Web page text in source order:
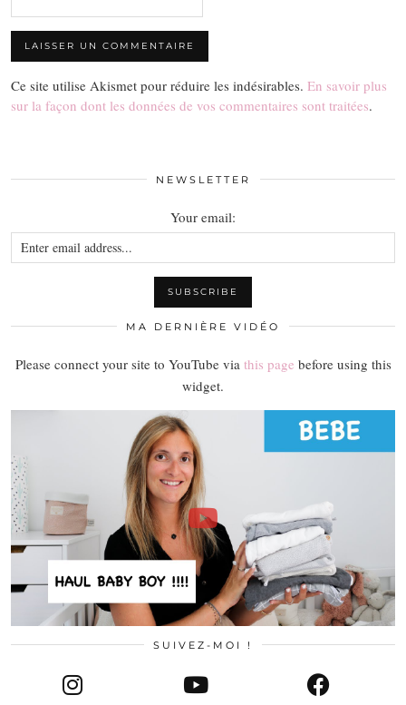
Ce site utilise Akismet pour réduire les indésirables. En savoir plus
sur la façon dont les données de vos commentaires sont traitées.
NEWSLETTER
Your email:
MA DERNIÈRE VIDÉO
Please connect your site to YouTube via this page before using this
widget.
SUIVEZ-MOI !